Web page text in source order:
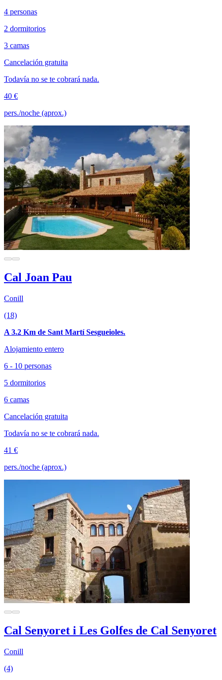
4 personas
2 dormitorios
3 camas
Cancelación gratuita
Todavía no se te cobrará nada.
40 €
pers./noche (aprox.)
Cal Joan Pau
Conill
(18)
A 3.2 Km de Sant Martí Sesgueioles.
Alojamiento entero
6 - 10 personas
5 dormitorios
6 camas
Cancelación gratuita
Todavía no se te cobrará nada.
41 €
pers./noche (aprox.)
Cal Senyoret i Les Golfes de Cal Senyoret
Conill
(4)